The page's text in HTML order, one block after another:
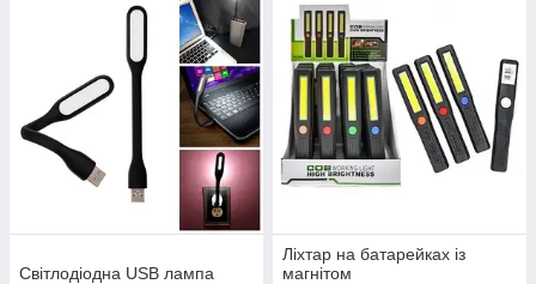
Світлодіодна USB лампа
Ліхтар на батарейках із
магнітом